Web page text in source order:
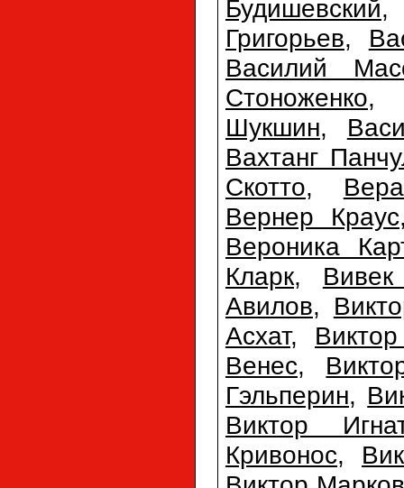
Будишевский
Григорьев,
Василий
Стоноженко
Шукшин,
Вахтанг
Скотто,
Вернер Краус
Вероника
Кларк,
Авилов,
Асхат,
Венес,
Гэльперин,
Виктор
Кривонос,